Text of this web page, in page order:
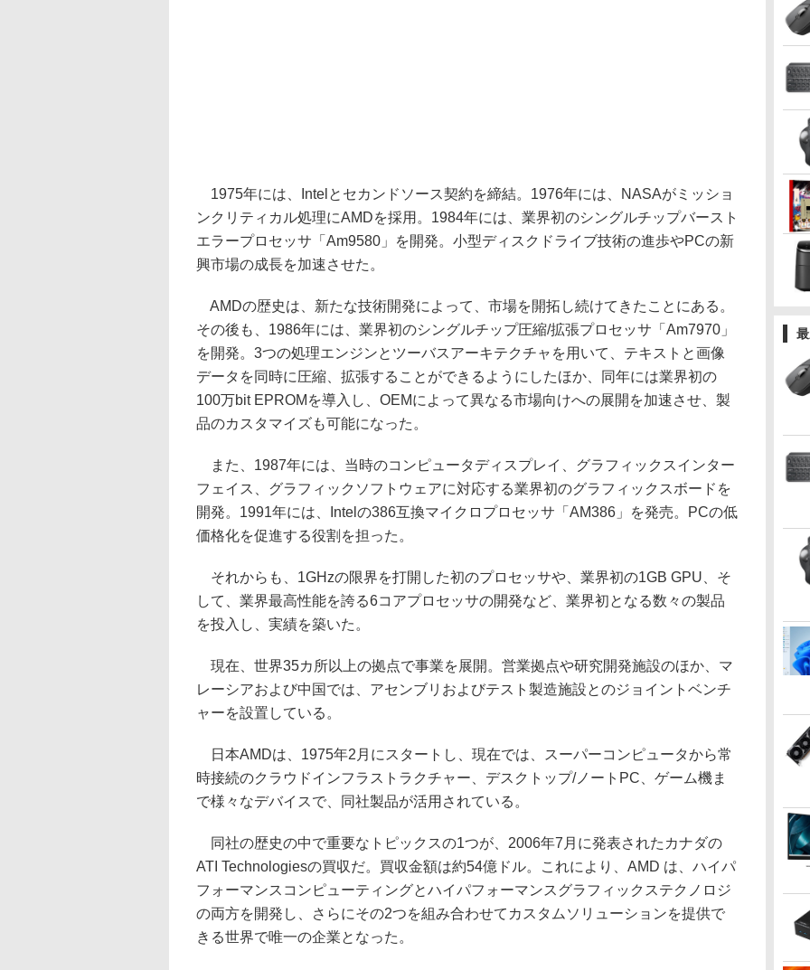
1975年には、Intelとセカンドソース契約を締結。1976年には、NASAがミッショ
ンクリティカル処理にAMDを採用。1984年には、業界初のシングルチップバースト
エラープロセッサ「Am9580」を開発。小型ディスクドライブ技術の進歩やPCの新
興市場の成長を加速させた。
AMDの歴史は、新たな技術開発によって、市場を開拓し続けてきたことにある。
その後も、1986年には、業界初のシングルチップ圧縮/拡張プロセッサ「Am7970」
を開発。3つの処理エンジンとツーバスアーキテクチャを用いて、テキストと画像
データを同時に圧縮、拡張することができるようにしたほか、同年には業界初の
100万bit EPROMを導入し、OEMによって異なる市場向けへの展開を加速させ、製
品のカスタマイズも可能になった。
また、1987年には、当時のコンピュータディスプレイ、グラフィックスインター
フェイス、グラフィックソフトウェアに対応する業界初のグラフィックスボードを
開発。1991年には、Intelの386互換マイクロプロセッサ「AM386」を発売。PCの低
価格化を促進する役割を担った。
それからも、1GHzの限界を打開した初のプロセッサや、業界初の1GB GPU、そ
して、業界最高性能を誇る6コアプロセッサの開発など、業界初となる数々の製品
を投入し、実績を築いた。
現在、世界35カ所以上の拠点で事業を展開。営業拠点や研究開発施設のほか、マ
レーシアおよび中国では、アセンブリおよびテスト製造施設とのジョイントベンチ
ャーを設置している。
日本AMDは、1975年2月にスタートし、現在では、スーパーコンピュータから常
時接続のクラウドインフラストラクチャー、デスクトップ/ノートPC、ゲーム機ま
で様々なデバイスで、同社製品が活用されている。
同社の歴史の中で重要なトピックスの1つが、2006年7月に発表されたカナダの
ATI Technologiesの買収だ。買収金額は約54億ドル。これにより、AMD は、ハイパ
フォーマンスコンピューティングとハイパフォーマンスグラフィックステクノロジ
の両方を開発し、さらにその2つを組み合わせてカスタムソリューションを提供で
きる世界で唯一の企業となった。